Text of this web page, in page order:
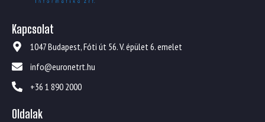
Kapcsolat
1047 Budapest, Fóti út 56. V. épület 6. emelet
info@euronetrt.hu
+36 1 890 2000
Oldalak